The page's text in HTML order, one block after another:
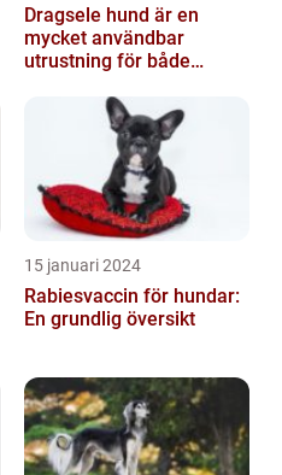
Dragsele hund är en
mycket användbar
utrustning för både
15 januari 2024
Rabiesvaccin för hundar:
En grundlig översikt